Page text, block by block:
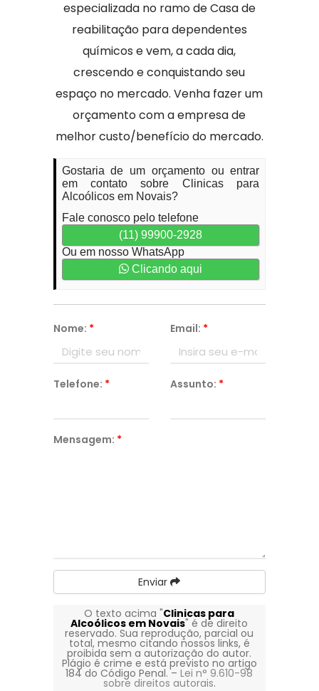
especializada no ramo de Casa de
reabilitação para dependentes
químicos e vem, a cada dia,
crescendo e conquistando seu
espaço no mercado. Venha fazer um
orçamento com a empresa de
melhor custo/benefício do mercado.
Gostaria de um orçamento ou entrar
em contato sobre Clinicas para
Alcoólicos em Novais?
Fale conosco pelo telefone
(11) 99900-2928
Ou em nosso WhatsApp
Clicando aqui
Nome: * Email: *
Telefone: * Assunto: *
Mensagem: *
Enviar
O texto acima "Clinicas para
Alcoólicos em Novais" é de direito
reservado. Sua reprodução, parcial ou
total, mesmo citando nossos links, é
proibida sem a autorização do autor.
Plágio é crime e está previsto no artigo
184 do Código Penal. –Lei n° 9.610-98
sobre direitos autorais.